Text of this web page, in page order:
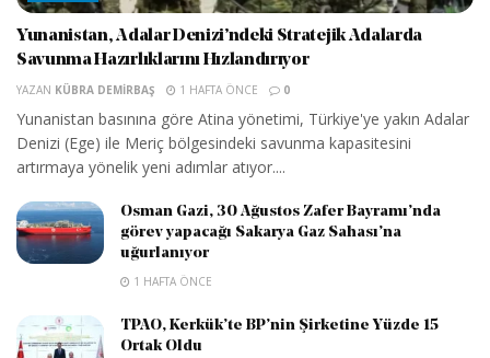
Yunanistan, Adalar Denizi’ndeki Stratejik Adalarda
Savunma Hazırlıklarını Hızlandırıyor
YAZAN KÜBRA DEMIRBAŞ 1 HAFTA ÖNCE 0
Yunanistan basınına göre Atina yönetimi, Türkiye'ye yakın Adalar
Denizi (Ege) ile Meriç bölgesindeki savunma kapasitesini
artırmaya yönelik yeni adımlar atıyor....
Osman Gazi, 30 Ağustos Zafer Bayramı’nda
görev yapacağı Sakarya Gaz Sahası’na
uğurlanıyor
1 HAFTA ÖNCE
TPAO, Kerkük’te BP’nin Şirketine Yüzde 15
Ortak Oldu